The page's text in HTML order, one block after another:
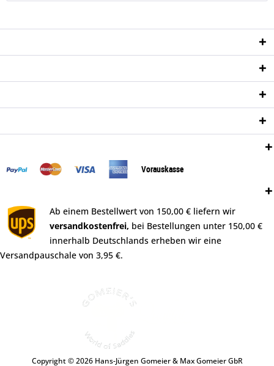
Vorauskasse
Ab einem Bestellwert von 150,00 € liefern wir
versandkostenfrei, bei Bestellungen unter 150,00 €
innerhalb Deutschlands erheben wir eine
Versandpauschale von 3,95 €.
Copyright © 2026 Hans-Jürgen Gomeier & Max Gomeier GbR